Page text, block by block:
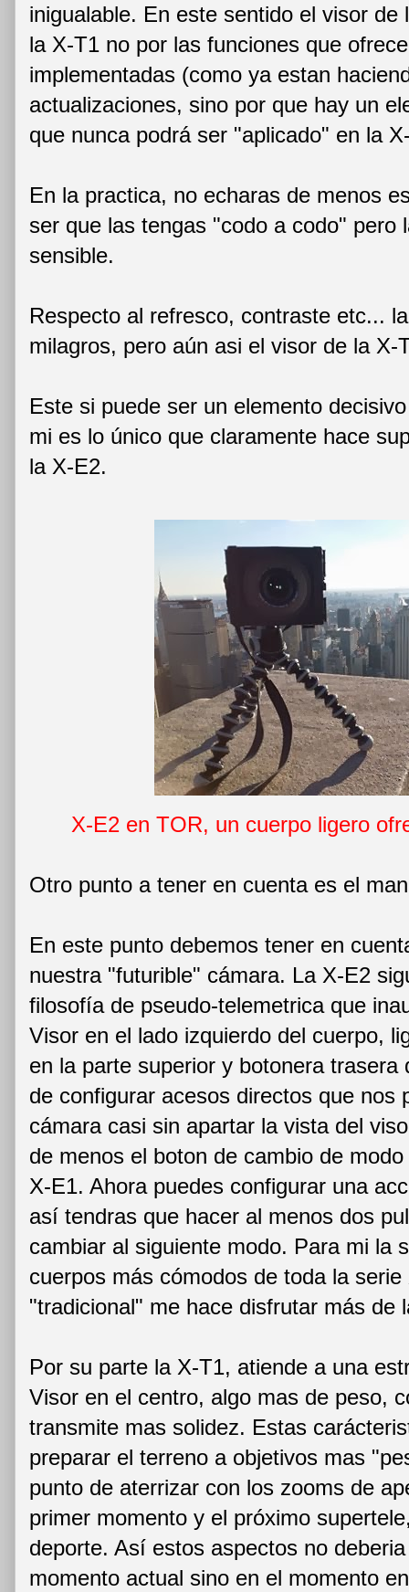
inigualable. En este sentido el visor de
la X-T1 no por las funciones que
implementadas (como ya estan
actualizaciones, sino por que hay un
que nunca podrá ser "aplicado" en la
En la practica, no echaras de menos
ser que las tengas "codo a codo" pero
sensible.
Respecto al refresco, contraste etc...
milagros, pero aún asi el visor de la X-
Este si puede ser un elemento
mi es lo único que claramente hace
la X-E2.
X-E2 en TOR, un cuerpo ligero
Otro punto a tener en cuenta es el
En este punto debemos tener en
nuestra "futurible" cámara. La X-E2
filosofía de pseudo-telemetrica que
Visor en el lado izquierdo del cuerpo,
en la parte superior y botonera trasera
de configurar acesos directos que nos
cámara casi sin apartar la vista del
de menos el boton de cambio de
X-E1. Ahora puedes configurar una
así tendras que hacer al menos dos
cambiar al siguiente modo. Para mi la
cuerpos más cómodos de toda la
"tradicional" me hace disfrutar más de
Por su parte la X-T1, atiende a una
Visor en el centro, algo mas de peso,
transmite mas solidez. Estas
preparar el terreno a objetivos mas
punto de aterrizar con los zooms de
primer momento y el próximo
deporte. Así estos aspectos no
momento actual sino en el momento